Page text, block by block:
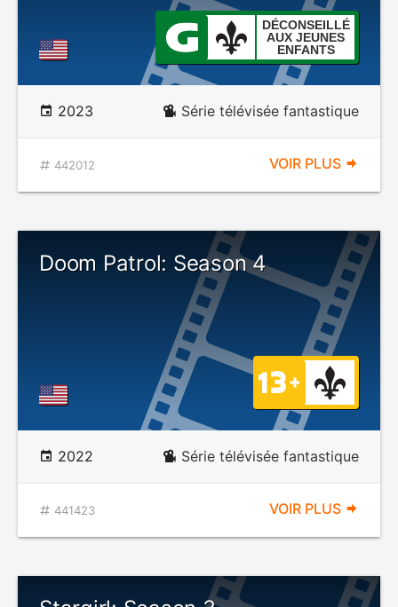
DÉCONSEILLÉ
AUX JEUNES
ENFANTS
2023 Série télévisée fantastique
442012 VOIR PLUS
Doom Patrol: Season 4
2022 Série télévisée fantastique
441423 VOIR PLUS